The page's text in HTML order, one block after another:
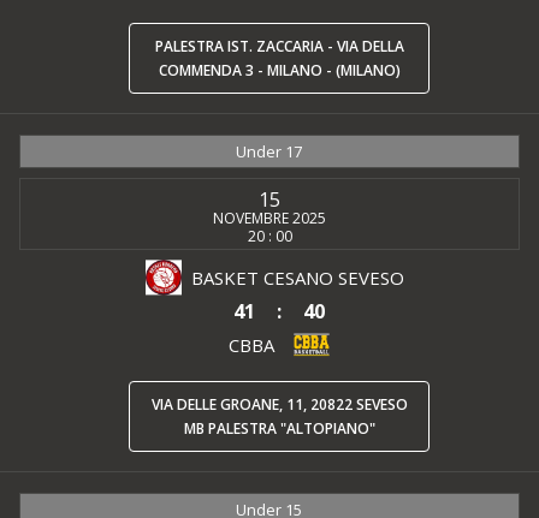
PALESTRA IST. ZACCARIA - VIA DELLA
COMMENDA 3 - MILANO - (MILANO)
Under 17
15
NOVEMBRE 2025
20 : 00
BASKET CESANO SEVESO
41 : 40
CBBA
VIA DELLE GROANE, 11, 20822 SEVESO
MB PALESTRA "ALTOPIANO"
Under 15